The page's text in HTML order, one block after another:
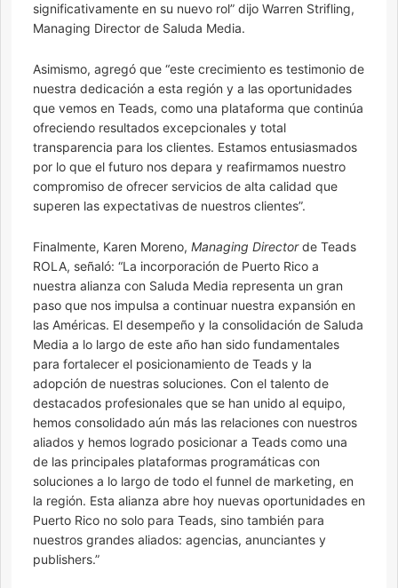
significativamente en su nuevo rol” dijo Warren Strifling,
Managing Director de Saluda Media.
Asimismo, agregó que “este crecimiento es testimonio de
nuestra dedicación a esta región y a las oportunidades
que vemos en Teads, como una plataforma que continúa
ofreciendo resultados excepcionales y total
transparencia para los clientes. Estamos entusiasmados
por lo que el futuro nos depara y reafirmamos nuestro
compromiso de ofrecer servicios de alta calidad que
superen las expectativas de nuestros clientes”.
Finalmente, Karen Moreno, Managing Directorde Teads
ROLA, señaló: “La incorporación de Puerto Rico a
nuestra alianza con Saluda Media representa un gran
paso que nos impulsa a continuar nuestra expansión en
las Américas. El desempeño y la consolidación de Saluda
Media a lo largo de este año han sido fundamentales
para fortalecer el posicionamiento de Teads y la
adopción de nuestras soluciones. Con el talento de
destacados profesionales que se han unido al equipo,
hemos consolidado aún más las relaciones con nuestros
aliados y hemos logrado posicionar a Teads como una
de las principales plataformas programáticas con
soluciones a lo largo de todo el funnel de marketing, en
la región. Esta alianza abre hoy nuevas oportunidades en
Puerto Rico no solo para Teads, sino también para
nuestros grandes aliados: agencias, anunciantes y
publishers.”